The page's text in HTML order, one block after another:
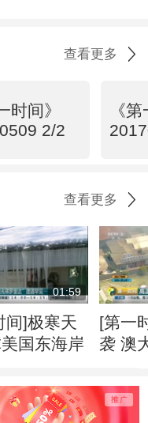
查看更多
时间》
2/2
《
查看更多
01:59
间]极寒天
国东海岸
[第一
袭 澳